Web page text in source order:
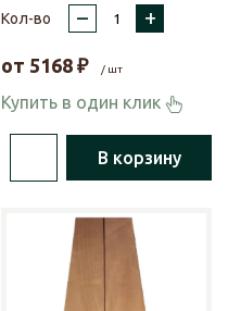
Кол-во
– +
от 5168 ₽ / шт
Купить в один клик
В корзину